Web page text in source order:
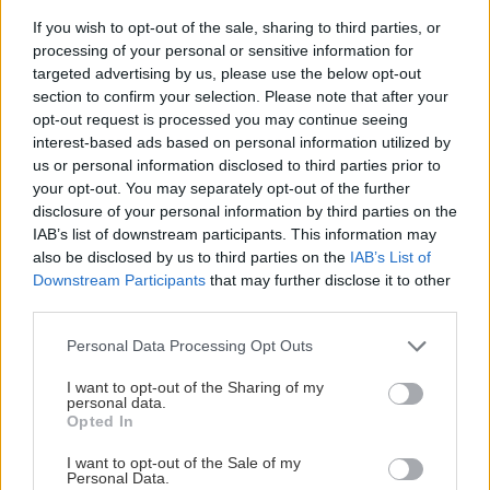
If you wish to opt-out of the sale, sharing to third parties, or
processing of your personal or sensitive information for
targeted advertising by us, please use the below opt-out
section to confirm your selection. Please note that after your
opt-out request is processed you may continue seeing
interest-based ads based on personal information utilized by
us or personal information disclosed to third parties prior to
your opt-out. You may separately opt-out of the further
disclosure of your personal information by third parties on the
IAB’s list of downstream participants. This information may
also be disclosed by us to third parties on the IAB’s List of
Downstream Participants that may further disclose it to other
Please note that this website/app uses one or more Google
not limited to your visit or usage behaviour. You may click to
grant or deny consent to Google and its third-party tags to
use your data for below specified purposes in below Google
consent section.
Personal Data Processing Opt Outs
I want to opt-out of the Sharing of my
personal data.
Opted In
I want to opt-out of the Sale of my
Personal Data.
Orientačná cena: 5 kg – 199,20 €
www.pci-sk.sk